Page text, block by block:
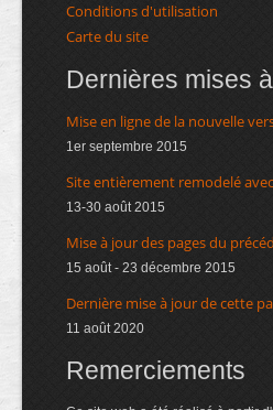
Conditions d'utilisation
Carte du site
Dernières mises
Mise en ligne de la nouvelle
1er septembre 2015
Site entièrement remodelé
13-30 août 2015
Mise à jour des pages du
15 août - 23 décembre 2015
Dernière mise à jour de cette
11 août 2020
Remerciements